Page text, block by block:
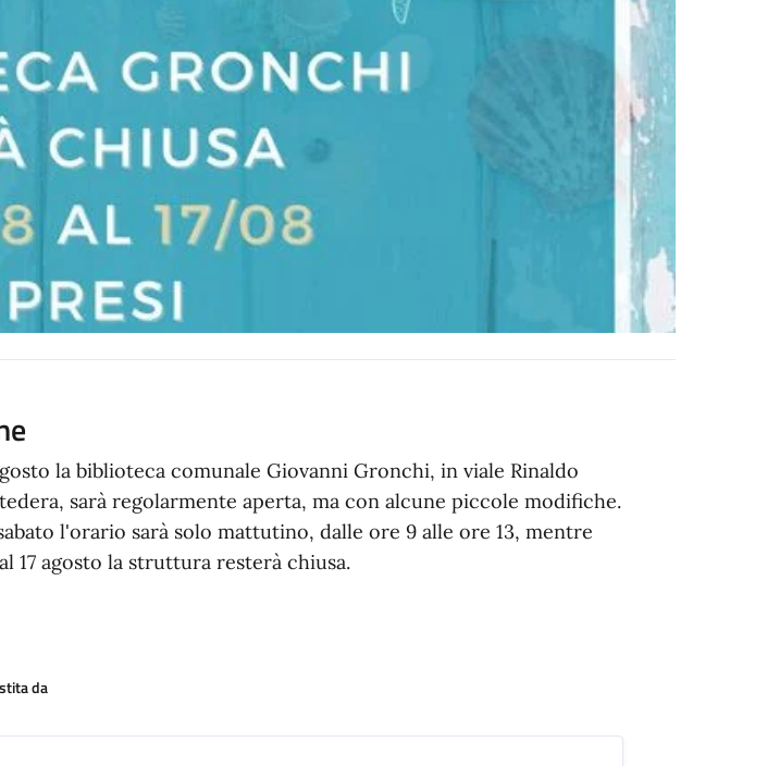
la biblioteca comunale Giovanni Gronchi, in viale Rinaldo
sarà regolarmente aperta, ma con alcune piccole modifiche.
l'orario sarà solo mattutino, dalle ore 9 alle ore 13, mentre
17 agosto la struttura resterà chiusa.
da